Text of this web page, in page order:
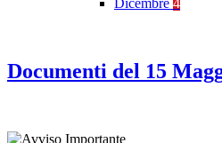
Dicembre 4
Documenti del 15